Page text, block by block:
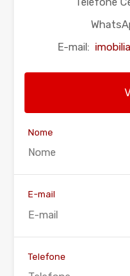
E-mail:
Nome
E-mail
Telefone